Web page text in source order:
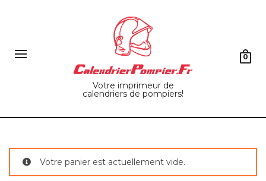
Votre imprimeur de
calendriers de pompiers!
0
Votre panier est actuellement vide.